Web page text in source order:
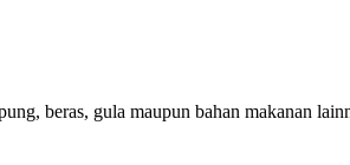
beras, gula maupun bahan makanan